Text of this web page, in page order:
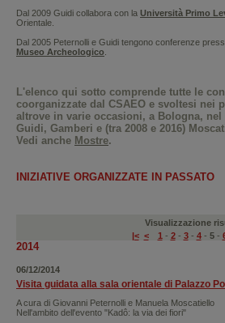
Dal 2009 Guidi collabora con la Università Primo
Orientale.
Dal 2005 Peternolli e Guidi tengono conferenze
Museo Archeologico
L'elenco qui sotto comprende tutte le
coorganizzate dal CSAEO e svoltesi nei
altrove in varie occasioni, a Bologna,
Guidi, Gamberi e (tra 2008 e 2016)
Vedi anche Mostre.
INIZIATIVE ORGANIZZATE IN PASSATO
Visualizzazione
|< < 1 - 2- 3- 4- 5-
2014
06/12/2014
Visita guidata alla sala orientale di Palazzo
A cura di Giovanni Peternolli e Manuela Moscatiello
Nell'ambito dell'evento "Kadô: la via dei fiori"